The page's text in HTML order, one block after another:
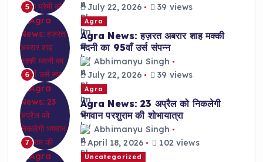
5
July 22, 2026
39 views
6
Agra
Agra News: हज़रत अबरार शाह मक्की
मदनी का 95वाँ उर्स संपन्न
Abhimanyu Singh
July 22, 2026
39 views
7
Agra
Agra News: 23 अप्रैल को निकलेगी
भगवान परशुराम की शोभायात्रा
Abhimanyu Singh
April 18, 2026
102 views
Uncategorized